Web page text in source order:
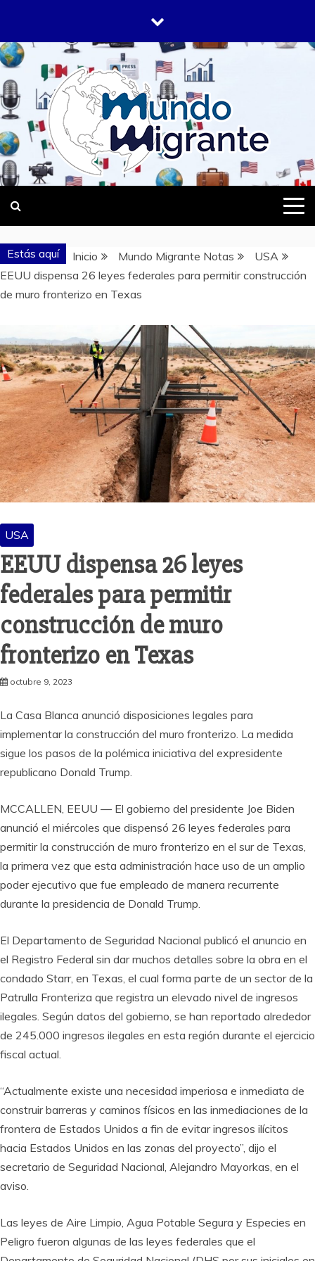
contenido
MUNDO
MIGRANTE
DONDE TODOS SOMOS MIGRANTES
Estás aquí Inicio Mundo Migrante Notas
USA
EEUU dispensa 26 leyes federales para permitir construcción
de muro fronterizo en Texas
USA
EEUU dispensa 26 leyes
federales para permitir
construcción de muro
fronterizo en Texas
octubre 9, 2023
La Casa Blanca anunció disposiciones legales para
implementar la construcción del muro fronterizo. La medida
sigue los pasos de la polémica iniciativa del expresidente
republicano Donald Trump.
MCCALLEN, EEUU — El gobierno del presidente Joe Biden
anunció el miércoles que dispensó 26 leyes federales para
permitir la construcción de muro fronterizo en el sur de Texas,
la primera vez que esta administración hace uso de un amplio
poder ejecutivo que fue empleado de manera recurrente
durante la presidencia de Donald Trump.
El Departamento de Seguridad Nacional publicó el anuncio en
el Registro Federal sin dar muchos detalles sobre la obra en el
condado Starr, en Texas, el cual forma parte de un sector de la
Patrulla Fronteriza que registra un elevado nivel de ingresos
ilegales. Según datos del gobierno, se han reportado alrededor
de 245.000 ingresos ilegales en esta región durante el ejercicio
fiscal actual.
“Actualmente existe una necesidad imperiosa e inmediata de
construir barreras y caminos físicos en las inmediaciones de la
frontera de Estados Unidos a fin de evitar ingresos ilícitos
hacia Estados Unidos en las zonas del proyecto”, dijo el
secretario de Seguridad Nacional, Alejandro Mayorkas, en el
aviso.
Las leyes de Aire Limpio, Agua Potable Segura y Especies en
Peligro fueron algunas de las leyes federales que el